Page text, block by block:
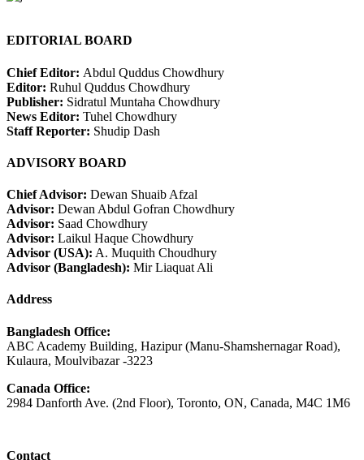
EDITORIAL BOARD
Chief Editor: Abdul Quddus Chowdhury
Editor: Ruhul Quddus Chowdhury
Publisher: Sidratul Muntaha Chowdhury
News Editor: Tuhel Chowdhury
Staff Reporter: Shudip Dash
ADVISORY BOARD
Chief Advisor: Dewan Shuaib Afzal
Advisor: Dewan Abdul Gofran Chowdhury
Advisor: Saad Chowdhury
Advisor: Laikul Haque Chowdhury
Advisor (USA): A. Muquith Choudhury
Advisor (Bangladesh): Mir Liaquat Ali
Address
Bangladesh Office:
ABC Academy Building, Hazipur (Manu-Shamshernagar Road),
Kulaura, Moulvibazar -3223
Canada Office:
2984 Danforth Ave. (2nd Floor), Toronto, ON, Canada, M4C 1M6
Contact